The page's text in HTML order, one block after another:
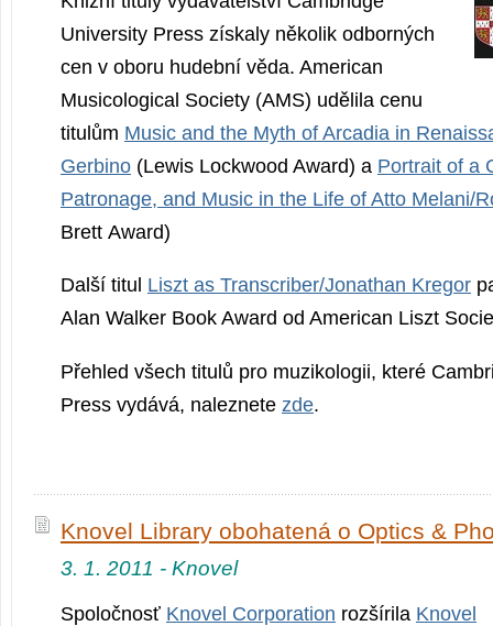
University Press získaly několik odborných
cen v oboru hudební věda. American
Musicological Society (AMS) udělila cenu
titulům Music and the Myth of Arcadia in
Gerbino (Lewis Lockwood Award) a Portrait of a
Patronage, and Music in the Life of Atto Melani/
Brett Award)
Další titul Liszt as Transcriber/Jo­nathan Kregor
Alan Walker Book Award od American Liszt
Přehled všech titulů pro muzikologii, které
Press vydává, naleznete zde.
Knovel Library obohatená o Optics &
3. 1. 2011 - Knovel
Spoločnosť Knovel Corporation rozšírila Knovel